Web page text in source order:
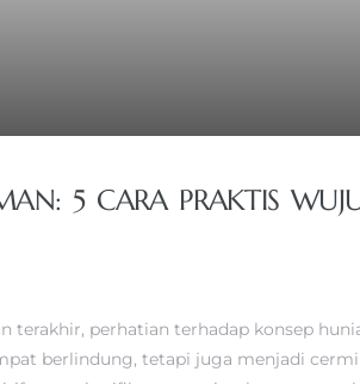
5 CARA PRAKTIS
terakhir, perhatian terhadap konsep
berlindung, tetapi juga menjadi